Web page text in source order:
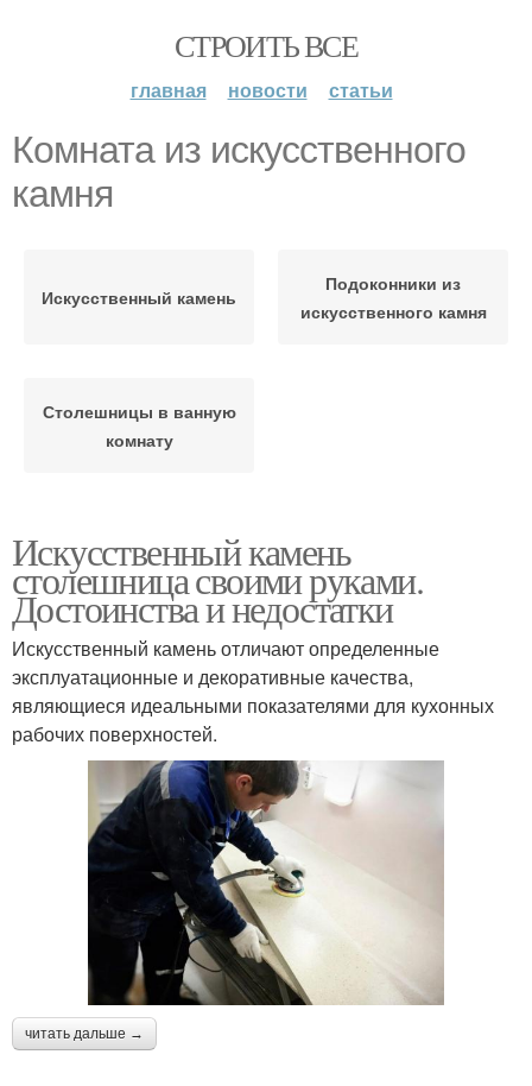
СТРОИТЬ ВСЕ
главная новости статьи
Комната из искусственного
камня
Искусственный камень
Подоконники из
искусственного камня
Столешницы в ванную
комнату
Искусственный камень
столешница своими руками.
Достоинства и недостатки
Искусственный камень отличают определенные
эксплуатационные и декоративные качества,
являющиеся идеальными показателями для кухонных
рабочих поверхностей.
читать дальше →